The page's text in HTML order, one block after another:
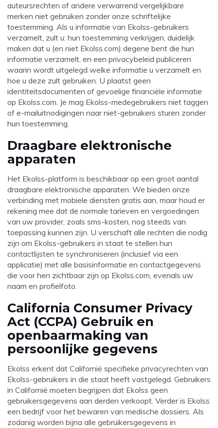
auteursrechten of andere verwarrend vergelijkbare
merken niet gebruiken zonder onze schriftelijke
toestemming. Als u informatie van Ekolss-gebruikers
verzamelt, zult u: hun toestemming verkrijgen, duidelijk
maken dat u (en niet Ekolss.com) degene bent die hun
informatie verzamelt, en een privacybeleid publiceren
waarin wordt uitgelegd welke informatie u verzamelt en
hoe u deze zult gebruiken. U plaatst geen
identiteitsdocumenten of gevoelige financiële informatie
op Ekolss.com. Je mag Ekolss-medegebruikers niet taggen
of e-mailuitnodigingen naar niet-gebruikers sturen zonder
hun toestemming.
Draagbare elektronische
apparaten
Het Ekolss-platform is beschikbaar op een groot aantal
draagbare elektronische apparaten. We bieden onze
verbinding met mobiele diensten gratis aan, maar houd er
rekening mee dat de normale tarieven en vergoedingen
van uw provider, zoals sms-kosten, nog steeds van
toepassing kunnen zijn. U verschaft alle rechten die nodig
zijn om Ekolss-gebruikers in staat te stellen hun
contactlijsten te synchroniseren (inclusief via een
applicatie) met alle basisinformatie en contactgegevens
die voor hen zichtbaar zijn op Ekolss.com, evenals uw
naam en profielfoto.
California Consumer Privacy
Act (CCPA) Gebruik en
openbaarmaking van
persoonlijke gegevens
Ekolss erkent dat Californië specifieke privacyrechten van
Ekolss-gebruikers in die staat heeft vastgelegd. Gebruikers
in Californië moeten begrijpen dat Ekolss geen
gebruikersgegevens aan derden verkoopt. Verder is Ekolss
een bedrijf voor het bewaren van medische dossiers. Als
zodanig worden bijna alle gebruikersgegevens in